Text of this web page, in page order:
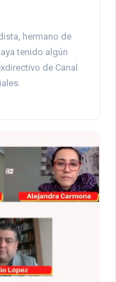
hermano de
tenido algún
de Canal